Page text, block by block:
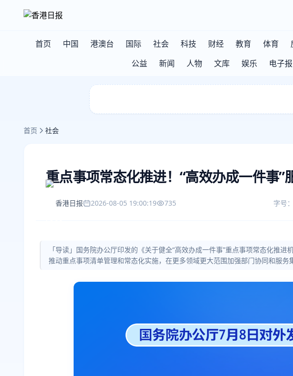
首页 中国 港澳台 国际 社会 科技 财经 教育 体育
公益
新闻 人物 文库 娱乐 电子报
首页 社会
重点事项常态化推进！“高效办成一件事”
香港日报 2026-08-05 19:00:19 735 字号：
「导读」国务院办公厅印发的《关于健全“高效办成一件事”重点事项常态化推
推动重点事项清单管理和常态化实施，在更多领域更大范围加强部门协同和服务